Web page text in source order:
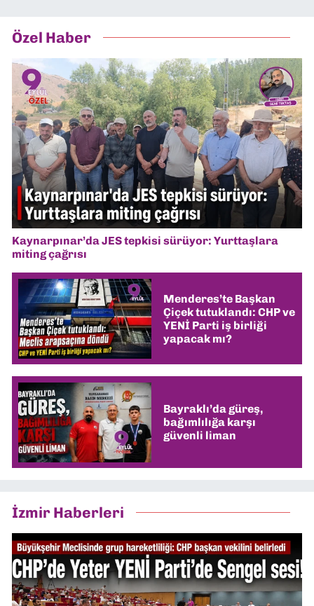
Özel Haber
Kaynarpınar’da JES tepkisi sürüyor: Yurttaşlara
miting çağrısı
Menderes’te Başkan
Çiçek tutuklandı: CHP ve
YENİ Parti iş birliği
yapacak mı?
Bayraklı’da güreş,
bağımlılığa karşı
güvenli liman
İzmir Haberleri